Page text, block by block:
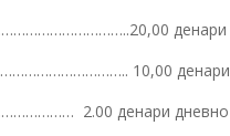
денари
10,00 денари
2.00 денари дневно